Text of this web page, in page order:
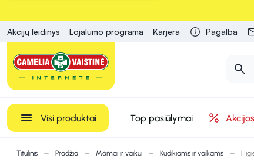
Akcijų leidinys Lojalumo programa Karjera Pagalba
Visi produktai Top pasiūlymai Akcijos
Titulinis Pradžia Mamai ir vaikui Kūdikiams ir vaikams